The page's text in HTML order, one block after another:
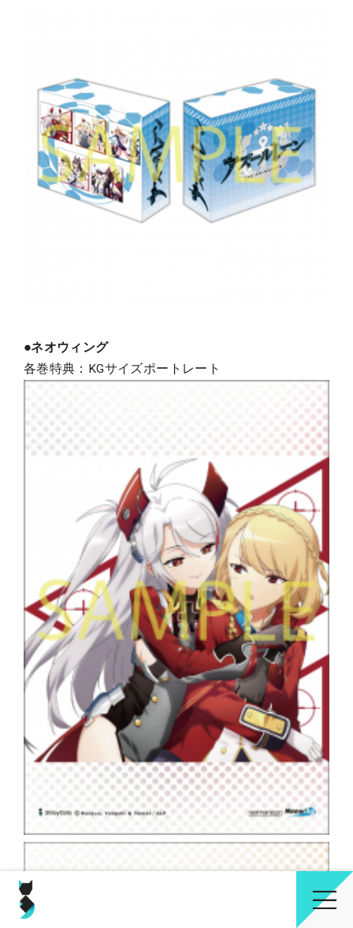
●ネオウィング
各巻特典：KGサイズポートレート